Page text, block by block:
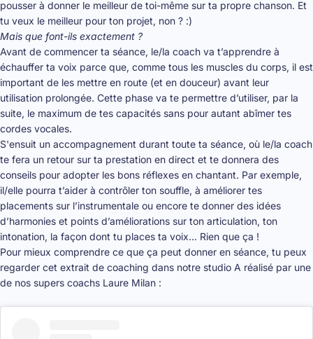
pousser à donner le meilleur de toi-même sur ta propre chanson. Et
tu veux le meilleur pour ton projet, non ? :)
Mais que font-ils exactement ?
Avant de commencer ta séance, le/la coach va t’apprendre à
échauffer ta voix parce que, comme tous les muscles du corps, il est
important de les mettre en route (et en douceur) avant leur
utilisation prolongée. Cette phase va te permettre d’utiliser, par la
suite, le maximum de tes capacités sans pour autant abîmer tes
cordes vocales.
S'ensuit un accompagnement durant toute ta séance, où le/la coach
te fera un retour sur ta prestation en direct et te donnera des
conseils pour adopter les bons réflexes en chantant. Par exemple,
il/elle pourra t’aider à contrôler ton souffle, à améliorer tes
placements sur l’instrumentale ou encore te donner des idées
d’harmonies et points d’améliorations sur ton articulation, ton
intonation, la façon dont tu places ta voix... Rien que ça !
Pour mieux comprendre ce que ça peut donner en séance, tu peux
regarder cet extrait de coaching dans notre studio A réalisé par une
de nos supers coachs Laure Milan :